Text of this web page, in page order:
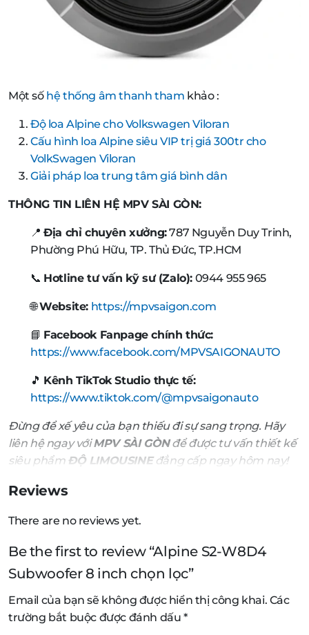
Một số hệ thống âm thanh tham khảo :
Độ loa Alpine cho Volkswagen Viloran
Cấu hình loa Alpine siêu VIP trị giá 300tr cho
VolkSwagen Viloran
Giải pháp loa trung tâm giá bình dân
THÔNG TIN LIÊN HỆ MPV SÀI GÒN:
📍Địa chỉ chuyên xưởng:787 Nguyễn Duy Trinh,
Phường Phú Hữu, TP. Thủ Đức, TP.HCM
📞 Hotline tư vấn kỹ sư (Zalo): 0944 955 965
🌐Website: https://mpvsaigon.com
📘 Facebook Fanpage chính thức:
https://www.facebook.com/MPVSAIGONAUTO
🎵 Kênh TikTok Studio thực tế:
https://www.tiktok.com/@mpvsaigonauto
Đừng để xế yêu của bạn thiếu đi sự sang trọng. Hãy
liên hệ ngay vớiMPV SÀI GÒNđể được tư vấn thiết kế
siêu phẩm ĐỘ LIMOUSINEđẳng cấp ngay hôm nay!
Reviews
There are no reviews yet.
Be the first to review “Alpine S2-W8D4
Subwoofer 8 inch chọn lọc”
Email của bạn sẽ không được hiển thị công khai. Các
trường bắt buộc được đánh dấu*